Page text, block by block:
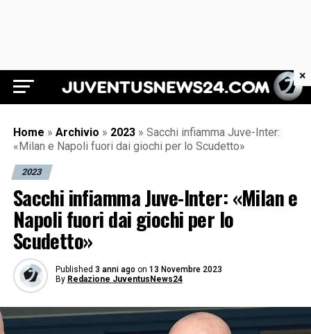
Juventus News 24
Home » Archivio » 2023 » Sacchi infiamma Juve-Inter:
«Milan e Napoli fuori dai giochi per lo Scudetto»
2023
Sacchi infiamma Juve-Inter: «Milan e
Napoli fuori dai giochi per lo
Scudetto»
Published 3 anni ago on 13 Novembre 2023
By Redazione JuventusNews24
×